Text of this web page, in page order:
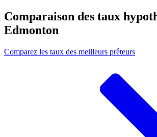
Comparaison des taux
Edmonton
Comparez les taux des meilleurs prêteurs